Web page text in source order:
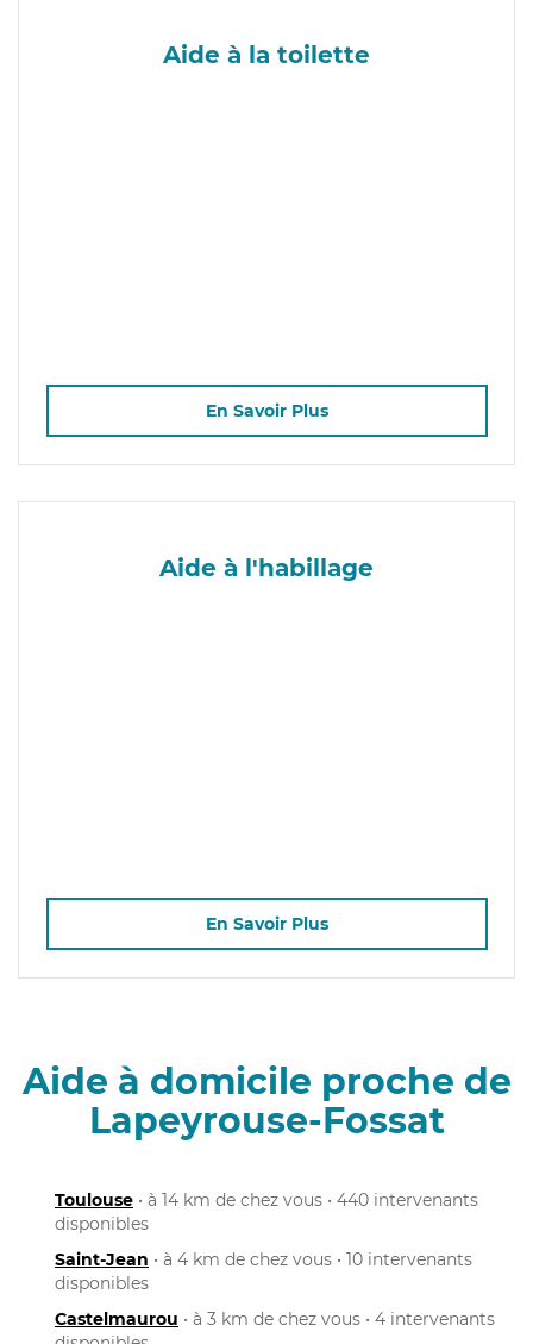
Aide à la toilette
En Savoir Plus
Aide à l'habillage
En Savoir Plus
Aide à domicile proche de
Lapeyrouse-Fossat
Toulouse • à 14 km de chez vous • 440 intervenants
disponibles
Saint-Jean • à 4 km de chez vous • 10 intervenants
disponibles
Castelmaurou • à 3 km de chez vous • 4 intervenants